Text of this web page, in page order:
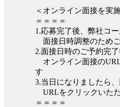
＜オンライン面接を実
＝＝＝＝
1.応募完了後、弊社コ
面接日時調整のため
2.面接日時のご予約完了
オンライン面接の
す
3.当日になりましたら
URLをクリックいた
＝＝＝＝